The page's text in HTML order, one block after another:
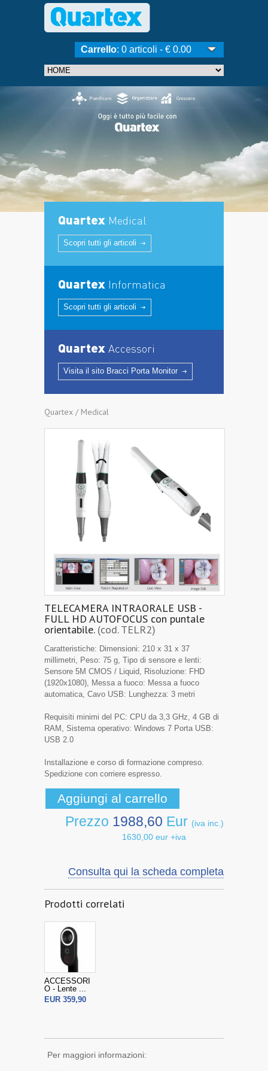
Carrello: 0 articoli - € 0.00
Quartex Medical
Scopri tutti gli articoli
Quartex Informatica
Scopri tutti gli articoli
Quartex Accessori
Visita il sito Bracci Porta Monitor
Quartex / Medical
TELECAMERA INTRAORALE USB -
FULL HD AUTOFOCUS con puntale
orientabile. (cod. TELR2)
Caratteristiche: Dimensioni: 210 x 31 x 37
millimetri, Peso: 75 g, Tipo di sensore e lenti:
Sensore 5M CMOS / Liquid, Risoluzione: FHD
(1920x1080), Messa a fuoco: Messa a fuoco
automatica, Cavo USB: Lunghezza: 3 metri
Requisiti minimi del PC: CPU da 3,3 GHz, 4 GB di
RAM, Sistema operativo: Windows 7 Porta USB:
USB 2.0
Installazione e corso di formazione compreso.
Spedizione con corriere espresso.
Prezzo 1988,60 Eur (iva inc.)
1630,00 eur +iva
Consulta qui la scheda completa
Prodotti correlati
ACCESSORI
O - Lente ...
EUR 359,90
Per maggiori informazioni: